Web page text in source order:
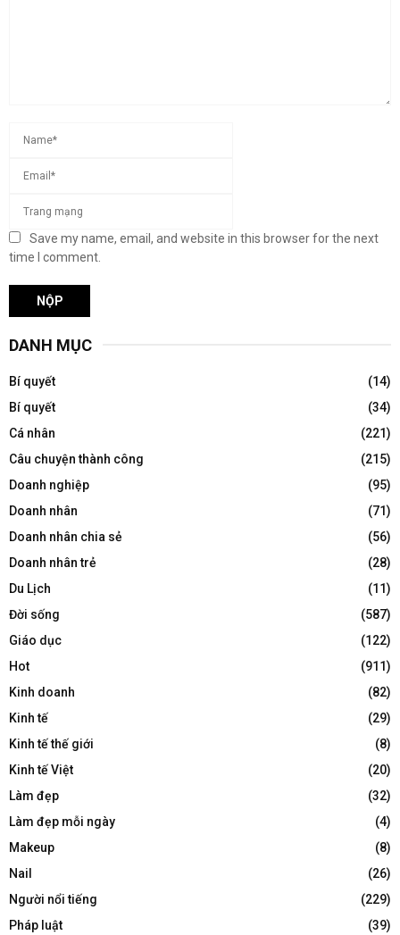
Save my name, email, and website in this browser for the next
time I comment.
DANH MỤC
Bí quyết
(14)
Bí quyết
(34)
Cá nhân
(221)
Câu chuyện thành công
(215)
Doanh nghiệp
(95)
Doanh nhân
(71)
Doanh nhân chia sẻ
(56)
Doanh nhân trẻ
(28)
Du Lịch
(11)
Đời sống
(587)
Giáo dục
(122)
Hot
(911)
Kinh doanh
(82)
Kinh tế
(29)
Kinh tế thế giới
(8)
Kinh tế Việt
(20)
Làm đẹp
(32)
Làm đẹp mỗi ngày
(4)
Makeup
(8)
Nail
(26)
Người nổi tiếng
(229)
Pháp luật
(39)